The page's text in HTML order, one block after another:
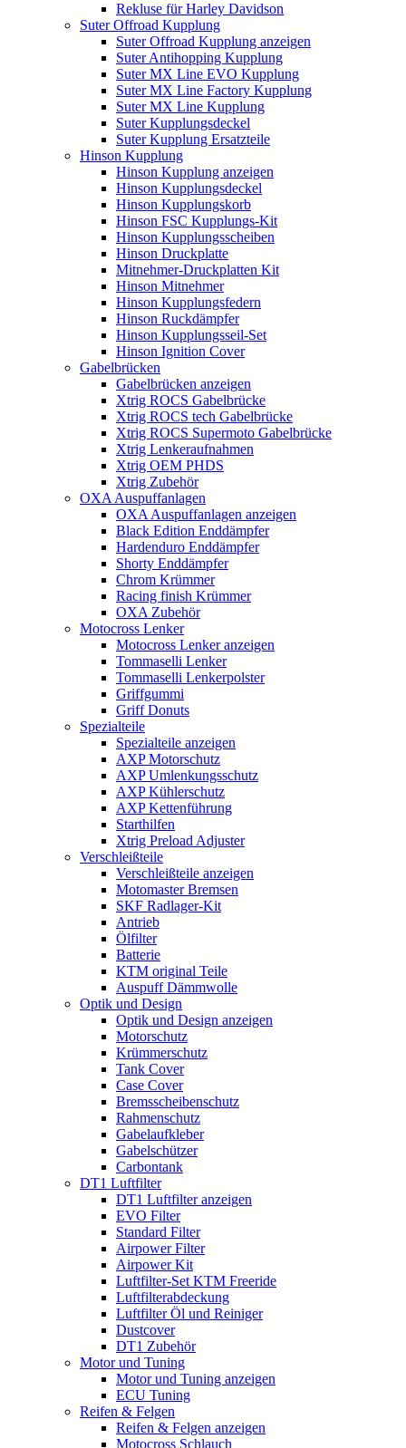
Rekluse für Harley Davidson
Suter Offroad Kupplung
Suter Offroad Kupplung anzeigen
Suter Antihopping Kupplung
Suter MX Line EVO Kupplung
Suter MX Line Factory Kupplung
Suter MX Line Kupplung
Suter Kupplungsdeckel
Suter Kupplung Ersatzteile
Hinson Kupplung
Hinson Kupplung anzeigen
Hinson Kupplungsdeckel
Hinson Kupplungskorb
Hinson FSC Kupplungs-Kit
Hinson Kupplungsscheiben
Hinson Druckplatte
Mitnehmer-Druckplatten Kit
Hinson Mitnehmer
Hinson Kupplungsfedern
Hinson Ruckdämpfer
Hinson Kupplungsseil-Set
Hinson Ignition Cover
Gabelbrücken
Gabelbrücken anzeigen
Xtrig ROCS Gabelbrücke
Xtrig ROCS tech Gabelbrücke
Xtrig ROCS Supermoto Gabelbrücke
Xtrig Lenkeraufnahmen
Xtrig OEM PHDS
Xtrig Zubehör
OXA Auspuffanlagen
OXA Auspuffanlagen anzeigen
Black Edition Enddämpfer
Hardenduro Enddämpfer
Shorty Enddämpfer
Chrom Krümmer
Racing finish Krümmer
OXA Zubehör
Motocross Lenker
Motocross Lenker anzeigen
Tommaselli Lenker
Tommaselli Lenkerpolster
Griffgummi
Griff Donuts
Spezialteile
Spezialteile anzeigen
AXP Motorschutz
AXP Umlenkungsschutz
AXP Kühlerschutz
AXP Kettenführung
Starthilfen
Xtrig Preload Adjuster
Verschleißteile
Verschleißteile anzeigen
Motomaster Bremsen
SKF Radlager-Kit
Antrieb
Ölfilter
Batterie
KTM original Teile
Auspuff Dämmwolle
Optik und Design
Optik und Design anzeigen
Motorschutz
Krümmerschutz
Tank Cover
Case Cover
Bremsscheibenschutz
Rahmenschutz
Gabelaufkleber
Gabelschützer
Carbontank
DT1 Luftfilter
DT1 Luftfilter anzeigen
EVO Filter
Standard Filter
Airpower Filter
Airpower Kit
Luftfilter-Set KTM Freeride
Luftfilterabdeckung
Luftfilter Öl und Reiniger
Dustcover
DT1 Zubehör
Motor und Tuning
Motor und Tuning anzeigen
ECU Tuning
Reifen & Felgen
Reifen & Felgen anzeigen
Motocross Schlauch